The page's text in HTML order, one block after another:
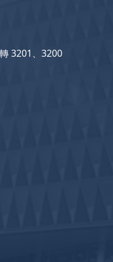
3201、3200